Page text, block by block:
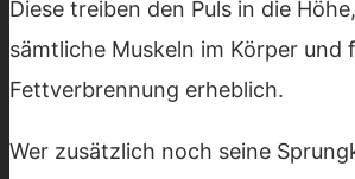
Diese treiben den Puls in die
sämtliche Muskeln im Körper und
Fettverbrennung erheblich.
Wer zusätzlich noch seine